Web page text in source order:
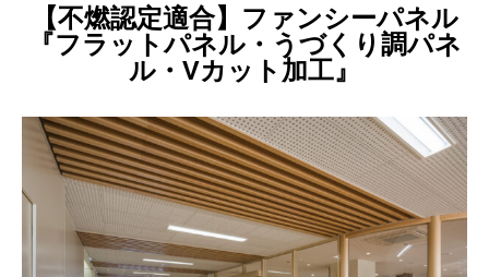
【不燃認定適合】ファンシーパネル
『フラットパネル・うづくり調パネ
ル・Vカット加工』